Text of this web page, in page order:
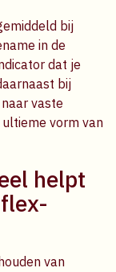
bij
in de
dat je
bij
vaste
vorm van
helpt
van